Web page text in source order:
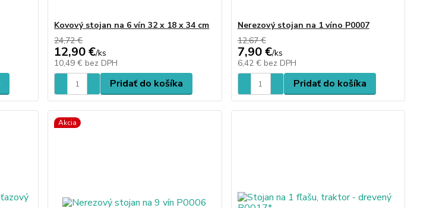
Kovový stojan na 6 vín 32 x 18 x 34 cm
24,72 €
12,90 €/ks
10,49 € bez DPH
Pridať do košíka
Nerezový stojan na 1 víno P0007
12,67 €
7,90 €/ks
6,42 € bez DPH
Pridať do košíka
Akcia